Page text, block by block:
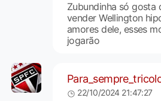
Zubundinha só gosta
vender Wellington
amores dele, esses
jogarão
22/10/2024 21:47:27